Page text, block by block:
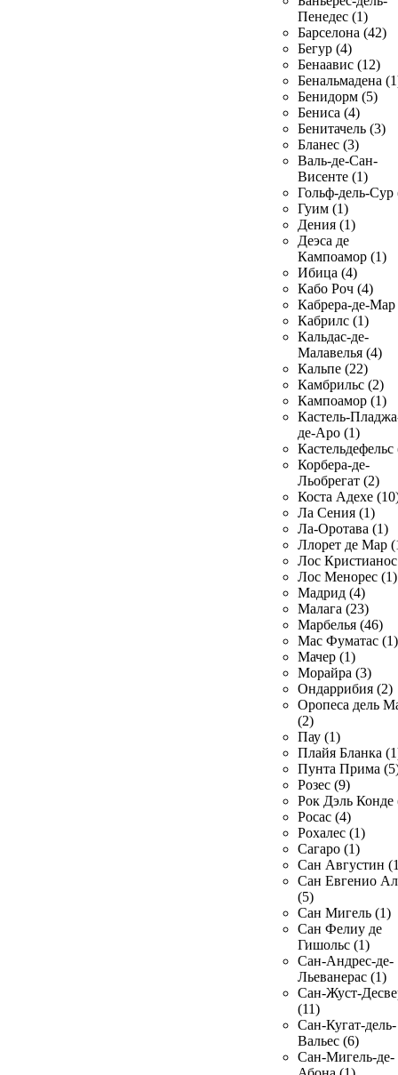
Пенедес (1)
Барселона (42)
Бегур (4)
Бенаавис (12)
Бенальмадена
Бенидорм (5)
Бениса (4)
Бенитачель (3)
Бланес (3)
Валь-де-Сан-
Висенте (1)
Гольф-дель-Сур
Гуим (1)
Дения (1)
Деэса де
Кампоамор (1)
Ибица (4)
Кабо Роч (4)
Кабрера-де-Мар
Кабрилс (1)
Кальдас-де-
Малавелья (4)
Кальпе (22)
Камбрильс (2)
Кампоамор (1)
Кастель-
де-Аро (1)
Кастельдефельс
Корбера-де-
Льобрегат (2)
Коста Адехе
Ла Сения (1)
Ла-Оротава (1)
Ллорет де Мар
Лос
Лос Менорес (1)
Мадрид (4)
Малага (23)
Марбелья (46)
Мас Фуматас (1)
Мачер (1)
Морайра (3)
Ондаррибия (2)
Оропеса дель
(2)
Пау (1)
Плайя Бланка
Пунта Прима
Розес (9)
Рок Дэль Конде
Росас (4)
Рохалес (1)
Сагаро (1)
Сан Августин
Сан Евгенио
(5)
Сан Мигель (1)
Сан Фелиу де
Гишольс (1)
Сан-Андрес-де-
Льеванерас (1)
Сан-Жуст-
(11)
Сан-Кугат-дель-
Вальес (6)
Сан-Мигель-де-